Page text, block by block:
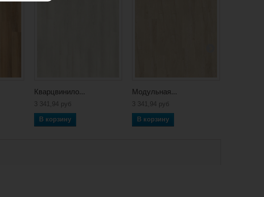
Кварцвинило...
3 341,94 руб
В корзину
Модульная...
3 341,94 руб
В корзину